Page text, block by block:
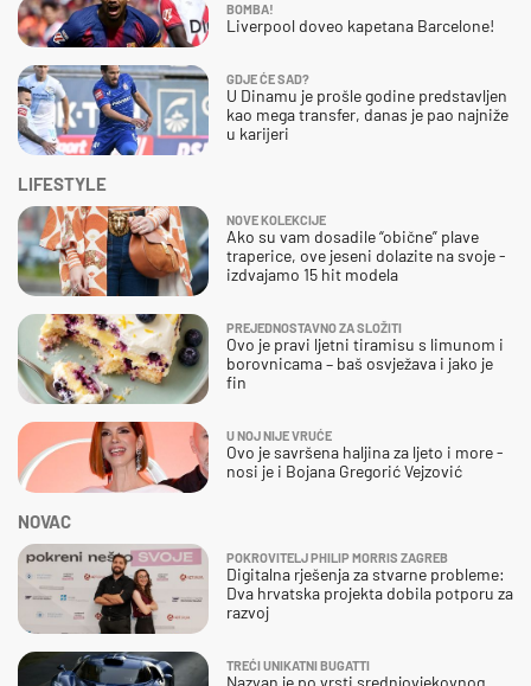
BOMBA!
Liverpool doveo kapetana Barcelone!
GDJE ĆE SAD?
U Dinamu je prošle godine predstavljen
kao mega transfer, danas je pao najniže
u karijeri
NOVAC
POKROVITELJ PHILIP MORRIS ZAGREB
Digitalna rješenja za stvarne probleme:
Dva hrvatska projekta dobila potporu za
razvoj
TREĆI UNIKATNI BUGATTI
LIFESTYLE
NOVE KOLEKCIJE
Ako su vam dosadile “obične” plave
traperice, ove jeseni dolazite na svoje -
izdvajamo 15 hit modela
PREJEDNOSTAVNO ZA SLOŽITI
Ovo je pravi ljetni tiramisu s limunom i
borovnicama – baš osvježava i jako je
fin
U NOJ NIJE VRUĆE
Ovo je savršena haljina za ljeto i more -
nosi je i Bojana Gregorić Vejzović